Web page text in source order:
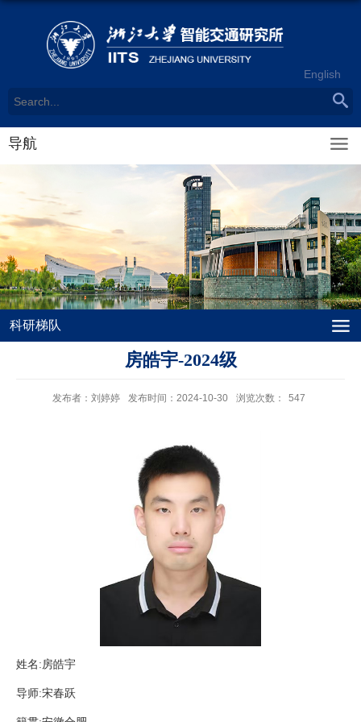
English
导航
科研梯队
房皓宇-2024级
发布者：刘婷婷 发布时间：2024-10-30 浏览次数： 547
姓名:房皓宇
导师:宋春跃